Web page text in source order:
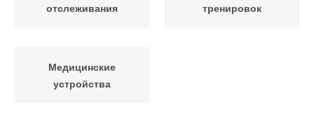
отслеживания
тренировок
Медицинские
устройства